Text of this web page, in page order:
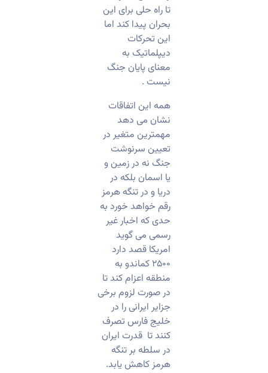
تا راه حلی برای این
بحران پیدا کند اما
این تحرکات
دیپلماتیک به
معنای پایان جنگ
نیست .
همه این اتفاقات
نشان می دهد
مهمترین متغیر در
تعیین سرنوشت
جنگ نه در زمین و
یا اسمان بلکه در
دریا و در تنگه هرمز
رقم خواهد خورد به
حدی که اخبار غیر
رسمی می گوید
امریکا قصد دارد
۲۵۰۰ کماندو به
منطقه اعزام کند تا
در صورت لزوم برخی
جزایر ایرانی را در
خلیج فارس تصرف
کنند تا قدرت ایران
در سلطه بر تنگه
هرمز کاهش یابد.